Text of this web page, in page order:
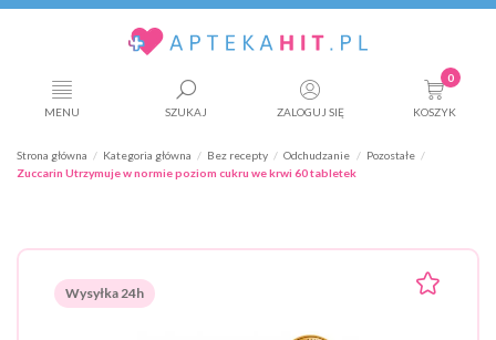
MENU SZUKAJ ZALOGUJ SIĘ
0
KOSZYK
Strona główna Kategoria główna Bez recepty Odchudzanie
Pozostałe
Zuccarin Utrzymuje w normie poziom cukru we krwi 60 tabletek
Wysyłka 24h